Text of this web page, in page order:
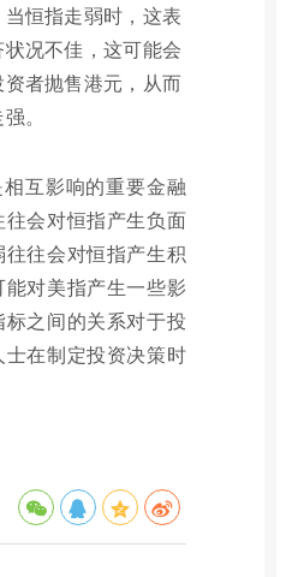
当恒指走弱时，这表
况不佳，这可能会
者抛售港元，从而
。
互影响的重要金融
会对恒指产生负面
往会对恒指产生积
对美指产生一些影
之间的关系对于投
在制定投资决策时